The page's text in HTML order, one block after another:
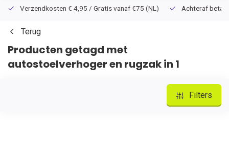
Verzendkosten € 4,95 / Gratis vanaf €75 (NL) Achteraf
Terug
Producten getagd met
autostoelverhoger en rugzak in 1
Filters